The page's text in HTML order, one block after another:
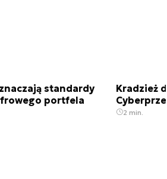
standardy
portfela
Kradzież
2 min.